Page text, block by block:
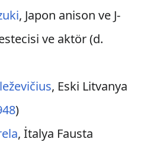
, Japon anison ve J-
ve aktör (d.
, Eski Litvanya
)
, İtalya Fausta